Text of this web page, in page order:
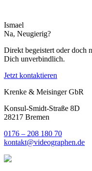
Ismael
Na, Neugierig?
Direkt begeistert oder doch
Dich unverbindlich.
Jetzt kontaktieren
Krenke & Meisinger GbR
Konsul-Smidt-Straße 8D
28217 Bremen
0176 – 208 180 70
kontakt@videographen.de